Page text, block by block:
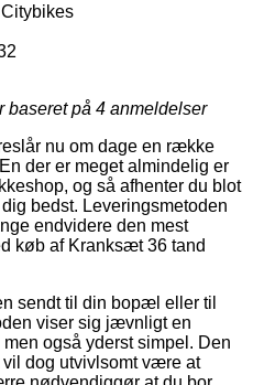
baseret på 4 anmeldelser
nu om dage en række
der er meget almindelig er
og så afhenter du blot
bedst. Leveringsmetoden
endvidere den mest
køb af Kranksæt 36 tand
sendt til din bopæl eller til
viser sig jævnligt en
også yderst simpel. Den
vil dog utvivlsomt være at